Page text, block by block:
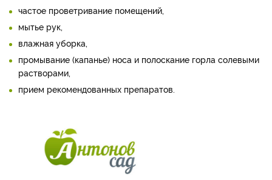
частое проветривание помещений,
мытье рук,
влажная уборка,
промывание (капанье) носа и полоскание горла солевыми
растворами,
прием рекомендованных препаратов.